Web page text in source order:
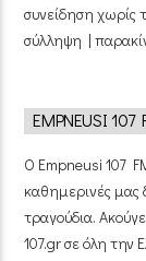
συνείδηση χωρίς
σύλληψη |
EMPNEUSI 107
Ο Empneusi 107
καθημερινές μας
τραγούδια.
107.gr σε όλη την